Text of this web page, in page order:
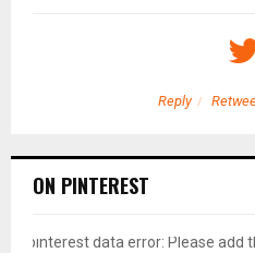
Reply
ON PINTEREST
pinterest data error: Please add